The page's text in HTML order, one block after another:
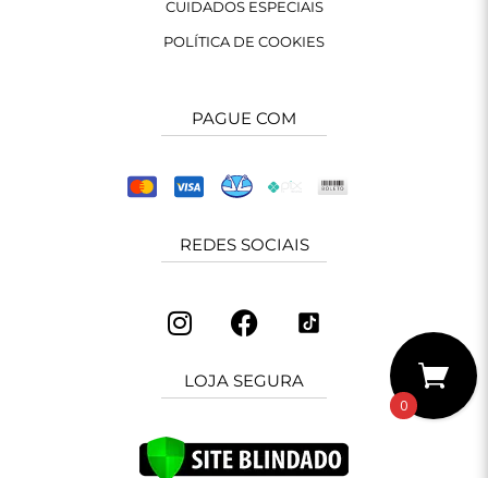
CUIDADOS ESPECIAIS
POLÍTICA DE COOKIES
PAGUE COM
REDES SOCIAIS
LOJA SEGURA
0